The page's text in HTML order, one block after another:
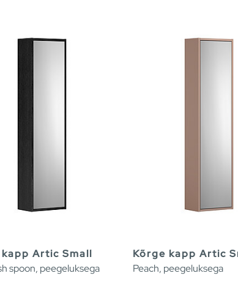
Artic Small
spoon, peegeluksega
Kõrge kapp Artic
Peach, peegeluksega